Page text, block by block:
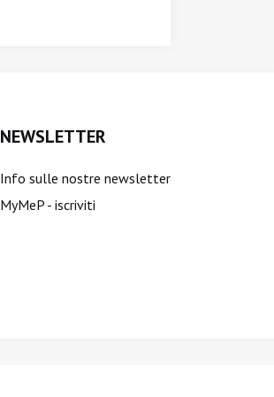
NEWSLETTER
Info sulle nostre newsletter
MyMeP - iscriviti